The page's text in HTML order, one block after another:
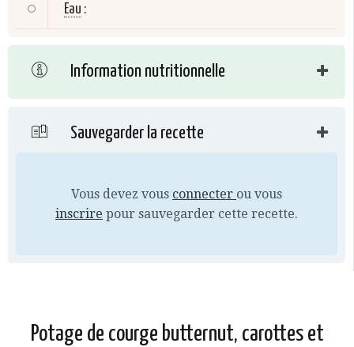
Eau :
Information nutritionnelle
Sauvegarder la recette
Vous devez vous connecter ou vous
inscrire pour sauvegarder cette recette.
Potage de courge butternut, carottes et